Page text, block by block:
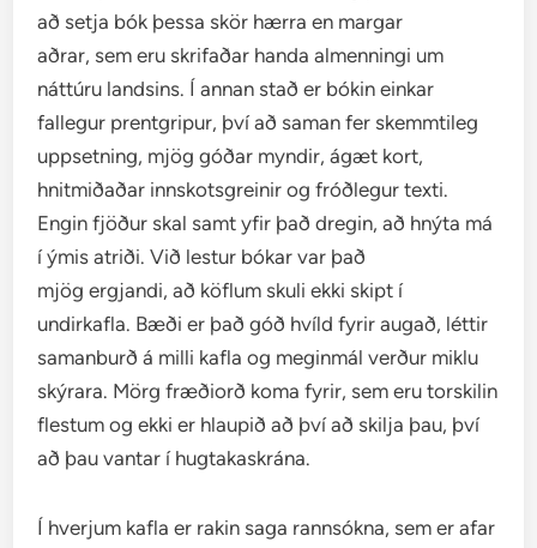
að setja bók þessa skör hærra en margar
aðrar, sem eru skrifaðar handa almenningi um
náttúru landsins. Í annan stað er bókin einkar
fallegur prentgripur, því að saman fer skemmtileg
uppsetning, mjög góðar myndir, ágæt kort,
hnitmiðaðar innskotsgreinir og fróðlegur texti.
Engin fjöður skal samt yfir það dregin, að hnýta má
í ýmis atriði. Við lestur bókar var það
mjög ergjandi, að köflum skuli ekki skipt í
undirkafla. Bæði er það góð hvíld fyrir augað, léttir
samanburð á milli kafla og meginmál verður miklu
skýrara. Mörg fræðiorð koma fyrir, sem eru torskilin
flestum og ekki er hlaupið að því að skilja þau, því
að þau vantar í hugtakaskrána.
Í hverjum kafla er rakin saga rannsókna, sem er afar